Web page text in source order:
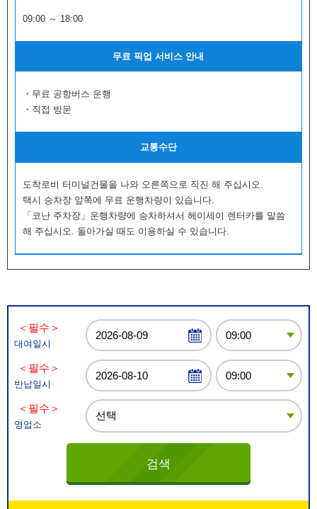
09:00 ～ 18:00
무료 픽업 서비스 안내
・무료 공항버스 운행
・직접 방문
교통수단
도착로비 터미널건물을 나와 오른쪽으로 직진 해 주십시오.
택시 승차장 앞쪽에 무료 운행차량이 있습니다.
「코난 주차장」운행차량에 승차하셔서 헤이세이 렌터카를 말씀
해 주십시오. 돌아가실 때도 이용하실 수 있습니다.
＜필수＞
대여일시
＜필수＞
반납일시
＜필수＞
영업소